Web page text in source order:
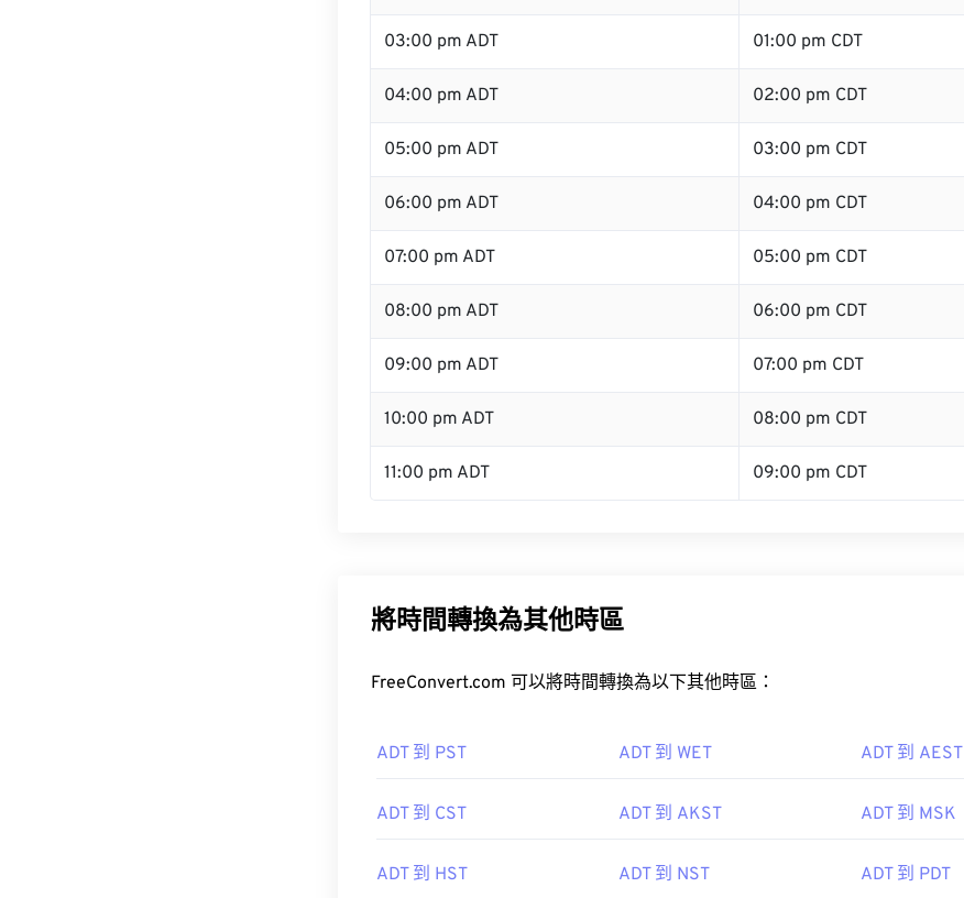
03:00 pm ADT 01:00 pm CDT
04:00 pm ADT 02:00 pm CDT
05:00 pm ADT 03:00 pm CDT
06:00 pm ADT 04:00 pm CDT
07:00 pm ADT 05:00 pm CDT
08:00 pm ADT 06:00 pm CDT
09:00 pm ADT 07:00 pm CDT
10:00 pm ADT 08:00 pm CDT
11:00 pm ADT 09:00 pm CDT
將時間轉換為其他時區
FreeConvert.com 可以將時間轉換為以下其他時區：
ADT 到 PST ADT 到 WET ADT 到 AEST
ADT 到 CST ADT 到 AKST ADT 到 MSK
ADT 到 HST ADT 到 NST ADT 到 PDT